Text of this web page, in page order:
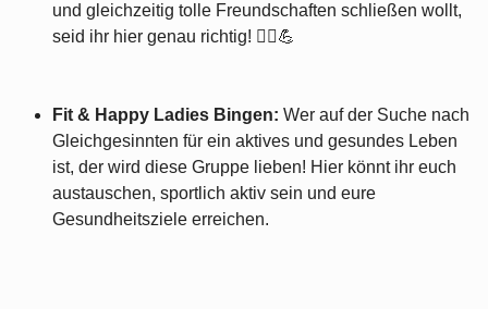
und gleichzeitig tolle Freundschaften schließen wollt,
seid ihr hier genau richtig! 👸‍♀️💪
Fit & Happy Ladies Bingen: Wer auf der Suche nach
Gleichgesinnten für ein aktives und gesundes Leben
ist, der wird diese Gruppe lieben! Hier könnt ihr euch
austauschen, sportlich aktiv sein und eure
Gesundheitsziele erreichen.